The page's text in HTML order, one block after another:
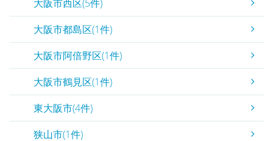
大阪市西区(5件)
大阪市都島区(1件)
大阪市阿倍野区(1件)
大阪市鶴見区(1件)
東大阪市(4件)
狭山市(1件)